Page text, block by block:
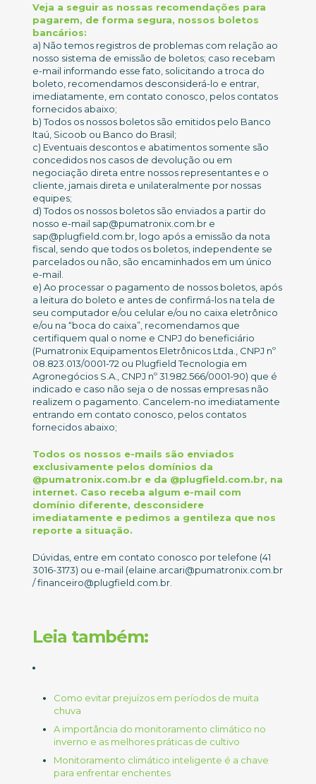
Veja a seguir as nossas recomendações para
pagarem, de forma segura, nossos boletos
bancários:
a) Não temos registros de problemas com relação ao
nosso sistema de emissão de boletos; caso recebam
e-mail informando esse fato, solicitando a troca do
boleto, recomendamos desconsiderá-lo e entrar,
imediatamente, em contato conosco, pelos contatos
fornecidos abaixo;
b) Todos os nossos boletos são emitidos pelo Banco
Itaú, Sicoob ou Banco do Brasil;
c) Eventuais descontos e abatimentos somente são
concedidos nos casos de devolução ou em
negociação direta entre nossos representantes e o
cliente, jamais direta e unilateralmente por nossas
equipes;
d) Todos os nossos boletos são enviados a partir do
nosso e-mail sap@pumatronix.com.br e
sap@plugfield.com.br, logo após a emissão da nota
fiscal, sendo que todos os boletos, independente se
parcelados ou não, são encaminhados em um único
e-mail.
e) Ao processar o pagamento de nossos boletos, após
a leitura do boleto e antes de confirmá-los na tela de
seu computador e/ou celular e/ou no caixa eletrônico
e/ou na “boca do caixa”, recomendamos que
certifiquem qual o nome e CNPJ do beneficiário
(Pumatronix Equipamentos Eletrônicos Ltda., CNPJ nº
08.823.013/0001-72 ou Plugfield Tecnologia em
Agronegócios S.A., CNPJ nº 31.982.566/0001-90) que é
indicado e caso não seja o de nossas empresas não
realizem o pagamento. Cancelem-no imediatamente
entrando em contato conosco, pelos contatos
fornecidos abaixo;
Todos os nossos e-mails são enviados
exclusivamente pelos domínios da
@pumatronix.com.br e da @plugfield.com.br, na
internet. Caso receba algum e-mail com
domínio diferente, desconsidere
imediatamente e pedimos a gentileza que nos
reporte a situação.
Dúvidas, entre em contato conosco por telefone (41
3016-3173) ou e-mail (elaine.arcari@pumatronix.com.br
/ financeiro@plugfield.com.br.
Leia também:
Como evitar prejuízos em períodos de muita
chuva
A importância do monitoramento climático no
inverno e as melhores práticas de cultivo
Monitoramento climático inteligente é a chave
para enfrentar enchentes